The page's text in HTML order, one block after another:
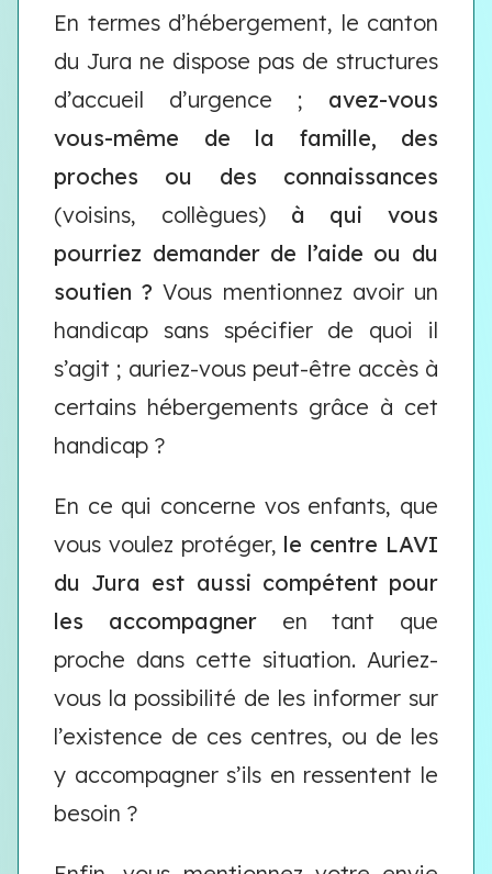
En termes d’hébergement, le canton
du Jura ne dispose pas de structures
d’accueil d’urgence ; avez-vous
vous-même de la famille, des
proches ou des connaissances
(voisins, collègues) à qui vous
pourriez demander de l’aide ou du
soutien ?Vous mentionnez avoir un
handicap sans spécifier de quoi il
s’agit ; auriez-vous peut-être accès à
certains hébergements grâce à cet
handicap ?
En ce qui concerne vos enfants, que
vous voulez protéger, le centre LAVI
du Jura est aussi compétent pour
les accompagner en tant que
proche dans cette situation. Auriez-
vous la possibilité de les informer sur
l’existence de ces centres, ou de les
y accompagner s’ils en ressentent le
besoin ?